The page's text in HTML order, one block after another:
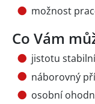
možnost
Co Vám
jistotu
náborovný
osobní